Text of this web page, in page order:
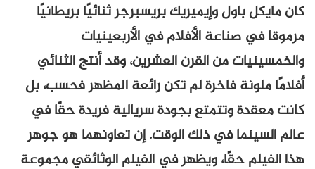
كان مايكل باول وإيميريك بريسبرجر ثنائيًا بريطانيًا
مرموقا في صناعة الأفلام في الأربعينيات
والخمسينيات من القرن العشرين، وقد أنتج الثنائي
أفلامًا ملونة فاخرة لم تكن رائعة المظهر فحسب، بل
كانت معقدة وتتمتع بجودة سريالية فريدة حقًا في
عالم السينما في ذلك الوقت. إن تعاونهما هو جوهر
هذا الفيلم حقًا، ويظهر في الفيلم الوثائقي مجموعة